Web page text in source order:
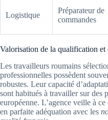
Logistique
Préparateur de
commandes
Valorisation de la qualification et
Les travailleurs roumains
professionnelles possèdent
robustes. Leur capacité
sont habitués à travailler sur des
européenne. L’agence veille à
en parfaite adéquation avec les